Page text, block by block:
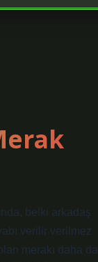
belki arkadaş
verilir verilmez
merakı daha da